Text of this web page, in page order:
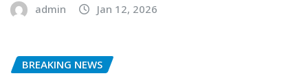
admin Jan 12, 2026
BREAKING NEWS